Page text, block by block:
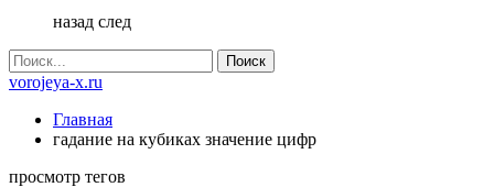
назад след
vorojeya-x.ru
Главная
гадание на кубиках значение цифр
просмотр тегов